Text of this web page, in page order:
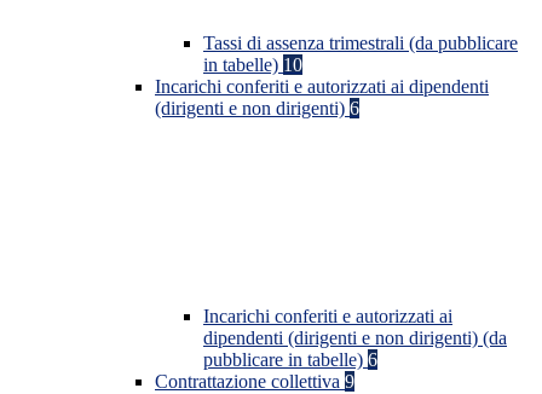
Tassi di assenza trimestrali (da pubblicare
in tabelle) 10
Incarichi conferiti e autorizzati ai dipendenti
(dirigenti e non dirigenti) 6
Incarichi conferiti e autorizzati ai
dipendenti (dirigenti e non dirigenti) (da
pubblicare in tabelle) 6
Contrattazione collettiva 9